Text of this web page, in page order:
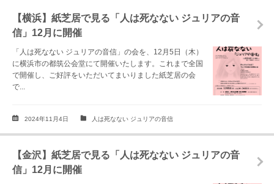
【横浜】紙芝居で見る「人は死なない ジュリアの音
信」12月に開催
「人は死なない ジュリアの音信」の会を、12月5日（木）
に横浜市の都筑公会堂にて開催いたします。これまで全国
で開催し、ご好評をいただいてまいりました紙芝居の会
で...
2024年11月4日 人は死なない ジュリアの音信
【金沢】紙芝居で見る「人は死なない ジュリアの音
信」12月に開催